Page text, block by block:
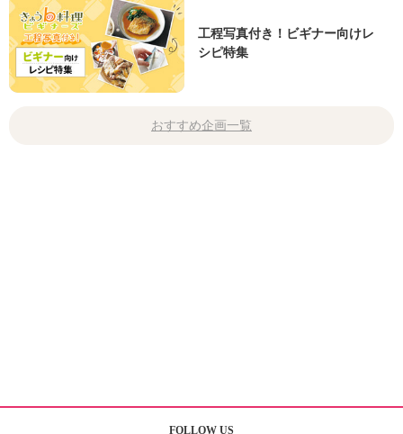
工程写真付き！ビギナー向けレ
シピ特集
おすすめ企画一覧
FOLLOW US